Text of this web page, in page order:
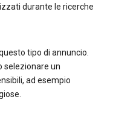
durante le ricerche
tipo di annuncio.
selezionare un
ad esempio